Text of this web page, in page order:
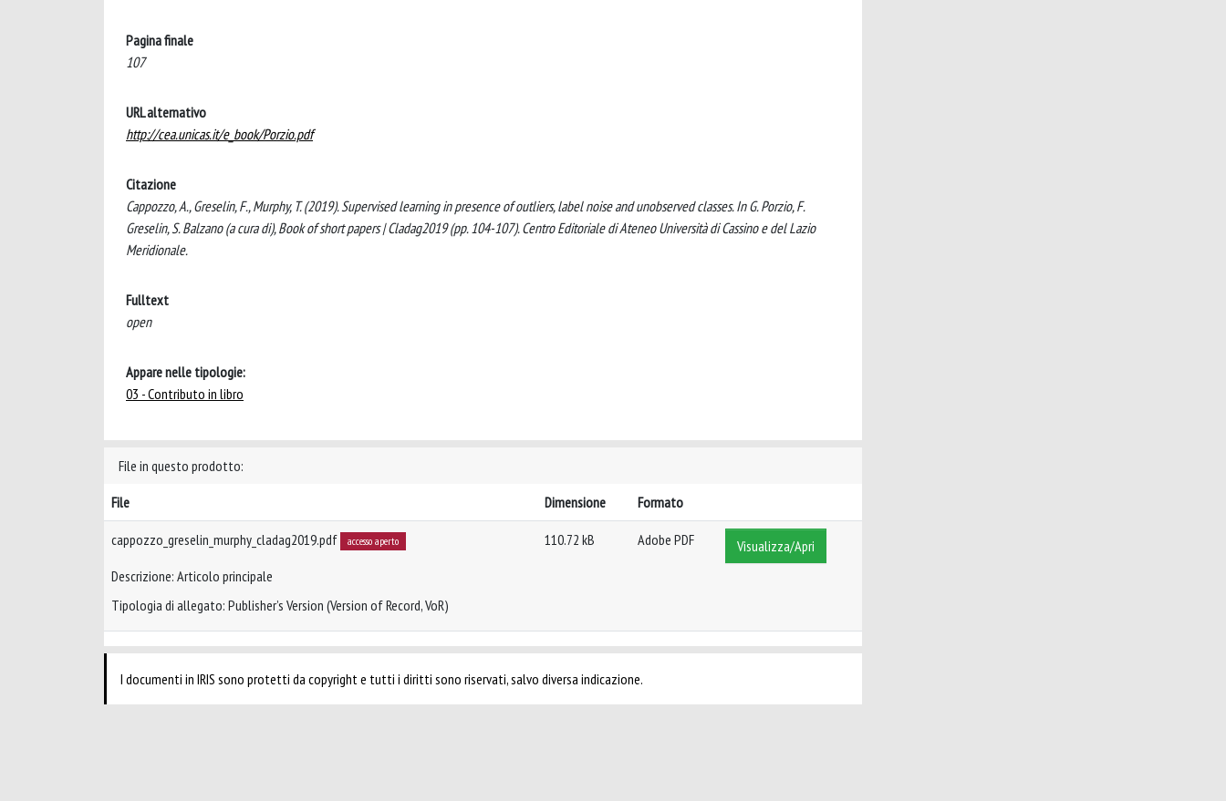
Pagina finale
107
URL alternativo
http://cea.unicas.it/e_book/Porzio.pdf
Citazione
Cappozzo, A., Greselin, F., Murphy, T. (2019). Supervised learning in presence of outliers, label noise and unobserved classes. In G. Porzio, F.
Greselin, S. Balzano (a cura di), Book of short papers | Cladag2019 (pp. 104-107). Centro Editoriale di Ateneo Università di Cassino e del Lazio
Meridionale.
Fulltext
open
Appare nelle tipologie:
03 - Contributo in libro
File in questo prodotto:
File
Dimensione Formato
cappozzo_greselin_murphy_cladag2019.pdf accesso aperto
Descrizione: Articolo principale
Tipologia di allegato: Publisher’s Version (Version of Record, VoR)
110.72 kB Adobe PDF Visualizza/Apri
I documenti in IRIS sono protetti da copyright e tutti i diritti sono riservati, salvo diversa indicazione.